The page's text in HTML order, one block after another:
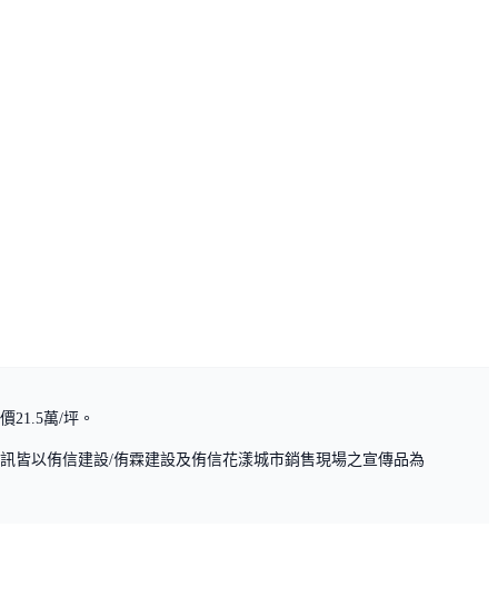
21.5萬/坪。
皆以侑信建設/侑霖建設及侑信花漾城市銷售現場之宣傳品為